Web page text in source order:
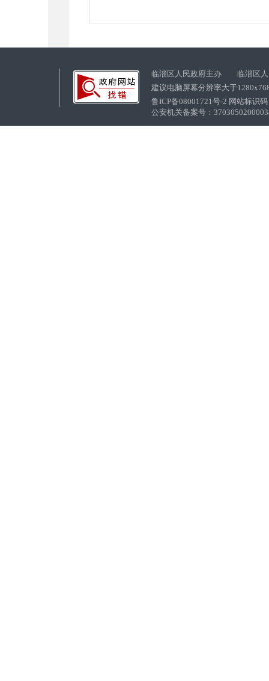
临淄区人民政府主办 临淄区人
建议电脑屏幕分辨率大于
鲁ICP备08001721号-2 网站标识
公安机关备案号：